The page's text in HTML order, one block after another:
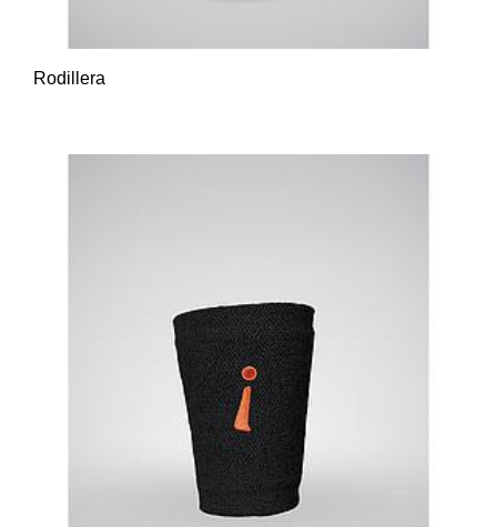
Rodillera